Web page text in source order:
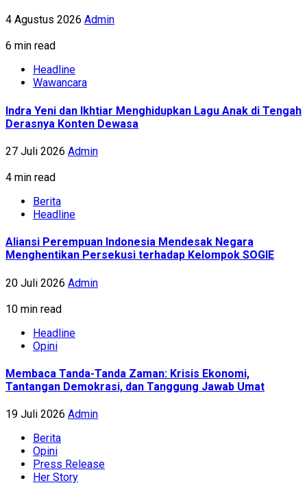
4 Agustus 2026 Admin
6 min read
Headline
Wawancara
Indra Yeni dan Ikhtiar Menghidupkan Lagu Anak di Tengah
Derasnya Konten Dewasa
27 Juli 2026 Admin
4 min read
Berita
Headline
Aliansi Perempuan Indonesia Mendesak Negara
Menghentikan Persekusi terhadap Kelompok SOGIE
20 Juli 2026 Admin
10 min read
Headline
Opini
Membaca Tanda-Tanda Zaman: Krisis Ekonomi,
Tantangan Demokrasi, dan Tanggung Jawab Umat
19 Juli 2026 Admin
Berita
Opini
Press Release
Her Story